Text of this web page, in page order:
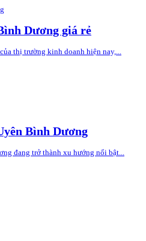
Dương giá rẻ
thị trường kinh doanh hiện nay,...
Bình Dương
đang trở thành xu hướng nổi bật...